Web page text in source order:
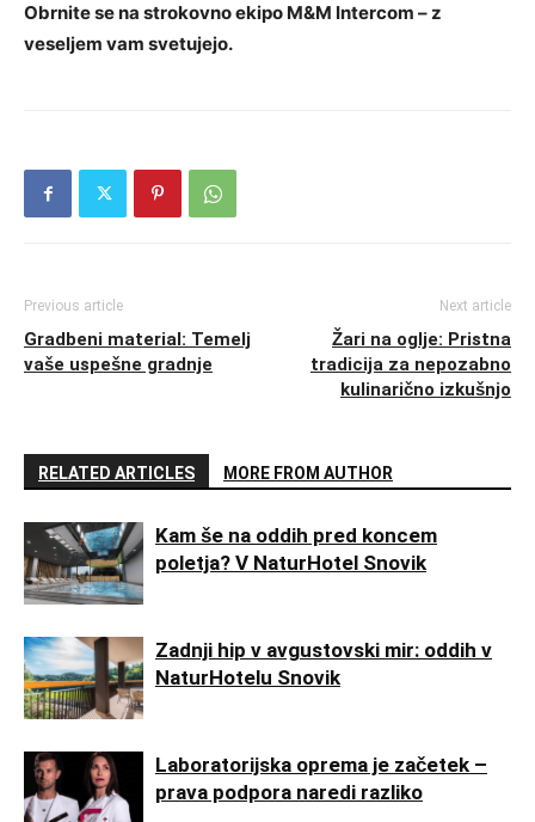
Obrnite se na strokovno ekipo M&M Intercom – z
veseljem vam svetujejo.
Previous article
Gradbeni material: Temelj
vaše uspešne gradnje
Next article
Žari na oglje: Pristna
tradicija za nepozabno
kulinarično izkušnjo
RELATED ARTICLES MORE FROM AUTHOR
Kam še na oddih pred koncem
poletja? V NaturHotel Snovik
Zadnji hip v avgustovski mir: oddih v
NaturHotelu Snovik
Laboratorijska oprema je začetek –
prava podpora naredi razliko